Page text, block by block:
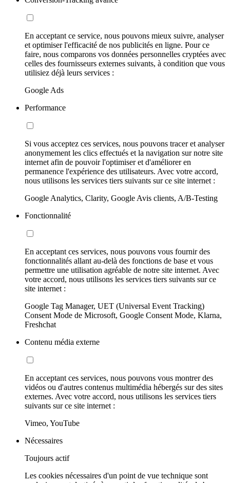
En acceptant ce service, nous pouvons mieux suivre, analyser
et optimiser l'efficacité de nos publicités en ligne. Pour ce
faire, nous comparons vos données personnelles cryptées avec
celles des fournisseurs externes suivants, à condition que vous
utilisiez déjà leurs services :
Google Ads
Performance
Si vous acceptez ces services, nous pouvons tracer et analyser
anonymement les clics effectués et la navigation sur notre site
internet afin de pouvoir l'optimiser et d'améliorer en
permanence l'expérience des utilisateurs. Avec votre accord,
nous utilisons les services tiers suivants sur ce site internet :
Google Analytics, Clarity, Google Avis clients, A/B-Testing
Fonctionnalité
En acceptant ces services, nous pouvons vous fournir des
fonctionnalités allant au-delà des fonctions de base et vous
permettre une utilisation agréable de notre site internet. Avec
votre accord, nous utilisons les services tiers suivants sur ce
site internet :
Google Tag Manager, UET (Universal Event Tracking)
Consent Mode de Microsoft, Google Consent Mode, Klarna,
Freshchat
Contenu média externe
En acceptant ces services, nous pouvons vous montrer des
vidéos ou d'autres contenus multimédia hébergés sur des sites
externes. Avec votre accord, nous utilisons les services tiers
suivants sur ce site internet :
Vimeo, YouTube
Nécessaires
Toujours actif
Les cookies nécessaires d'un point de vue technique sont